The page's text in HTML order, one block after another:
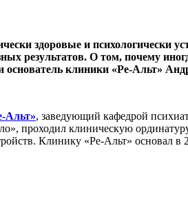
здоровые и психологически
результатов. О том, почему
основатель клиники «Ре-Альт»
Альт», заведующий кафедрой
проходил клиническую
Клинику «Ре-Альт» основал в